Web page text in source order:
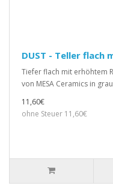
DUST - Teller flach
Tiefer flach mit erhöhtem
von MESA Ceramics in
11,60€
ohne Steuer 11,60€